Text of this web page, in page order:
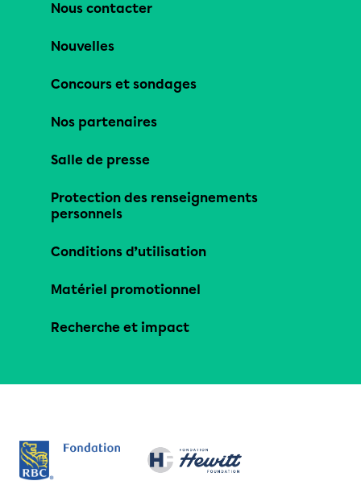
Nous contacter
Nouvelles
Concours et sondages
Nos partenaires
Salle de presse
Protection des renseignements
personnels
Conditions d’utilisation
Matériel promotionnel
Recherche et impact